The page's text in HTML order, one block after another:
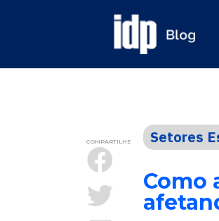
COMPARTILHE Setores
Como